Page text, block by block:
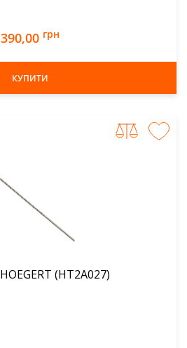
390,00 грн
КУПИТИ
Свердло по металу HOEGERT (HT2A027)